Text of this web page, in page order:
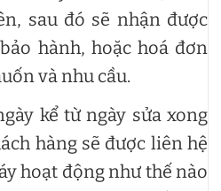
sau đó sẽ nhận được
hành, hoặc hoá đơn
và nhu cầu.
kể từ ngày sửa xong
hàng sẽ được liên hệ
hoạt động như thế nào